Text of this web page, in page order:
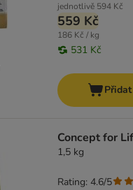
jednotlivě 594 Kč
559 Kč
186 Kč / kg
531 Kč
Concept for
1,5 kg
Rating: 4.6/5